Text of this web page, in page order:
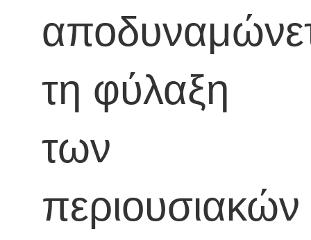
τη φύλαξη
των
περιουσιακών